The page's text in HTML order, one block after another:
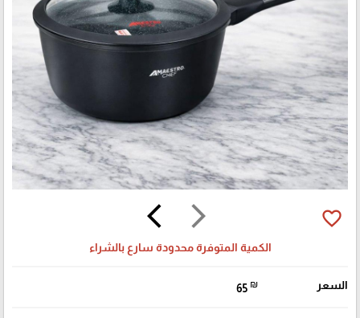
arrow_forward_ios
arrow_back_ios favorite_border
الكمية المتوفرة محدودة سارع بالشراء
السعر 65 ₪